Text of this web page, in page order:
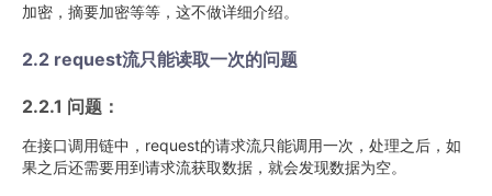
加密，摘要加密等等，这不做详细介绍。
2.2 request流只能读取一次的问题
2.2.1 问题：
在接口调用链中，request的请求流只能调用一次，处理之后，如
果之后还需要用到请求流获取数据，就会发现数据为空。